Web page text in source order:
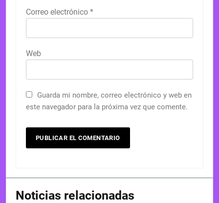
Correo electrónico *
Web
Guarda mi nombre, correo electrónico y web en
este navegador para la próxima vez que comente.
Noticias relacionadas